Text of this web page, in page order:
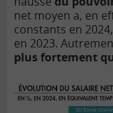
net moyen a, en
constants en
en 2023.
plus fortement